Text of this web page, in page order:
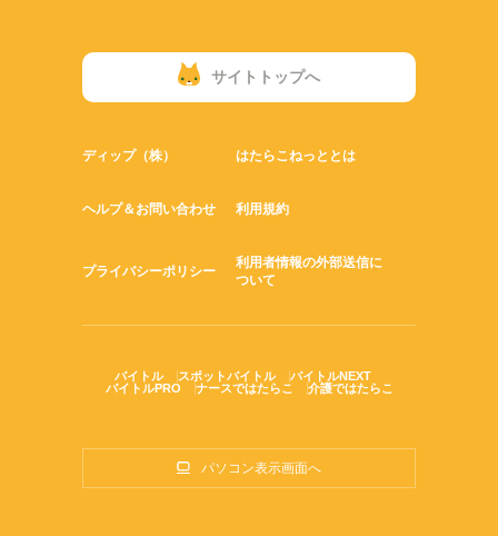
サイトトップへ
ディップ（株） はたらこねっととは
ヘルプ＆お問い合わせ 利用規約
プライバシーポリシー
利用者情報の外部送信に
ついて
バイトル スポットバイトル
バイトルNEXT
バイトルPRO
ナースではたらこ 介護ではたらこ
パソコン表示画面へ